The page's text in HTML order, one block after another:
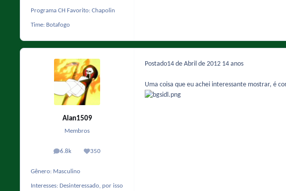
Programa CH Favorito: Chapolin
Time: Botafogo
Alan1509
Membros
6.8k
posts 350
Reputação
Gênero: Masculino
Interesses: Desinteressado, por isso
Postado14 de Abril de 2012 14 anos
Uma coisa que eu achei interessante mostrar, é